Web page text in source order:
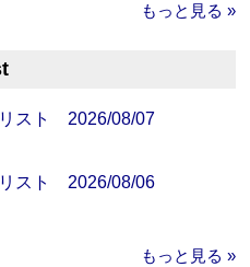
もっと見る »
スト 2026/08/07
スト 2026/08/06
もっと見る »